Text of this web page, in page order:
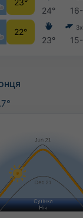
23°
22°
24°
23°